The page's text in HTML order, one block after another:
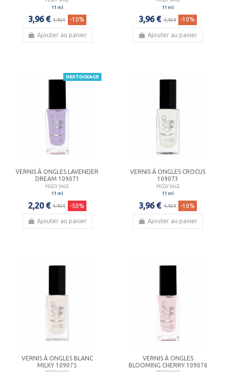
11 ml
3,96 € 4,40 € -10%
Ajouter au panier
11 ml
3,96 € 4,40 € -10%
Ajouter au panier
DESTOCKAGE
VERNIS À ONGLES LAVENDER
DREAM 109071
PEGGY SAGE
11 ml
2,20 € 4,40 € -50%
Ajouter au panier
VERNIS À ONGLES CROCUS
109073
PEGGY SAGE
11 ml
3,96 € 4,40 € -10%
Ajouter au panier
VERNIS À ONGLES BLANC
MILKY 109075
VERNIS À ONGLES
BLOOMING CHERRY 109076